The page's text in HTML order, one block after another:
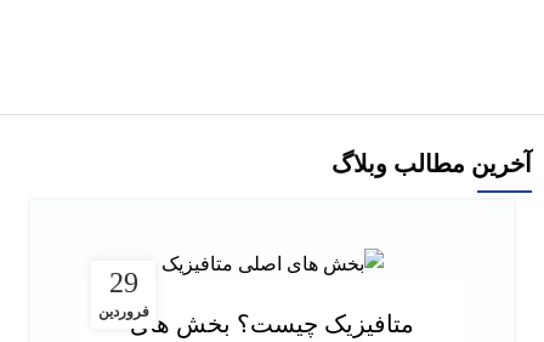
آخرین مطالب وبلاگ
29
فروردینمتافیزیک چیست؟ بخش های